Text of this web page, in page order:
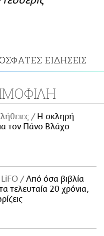
ΕΙΔΗΣΕΙΣ
H σκληρή
τον Πάνο Βλάχο
Από όσα βιβλία
τελευταία 20 χρόνια,